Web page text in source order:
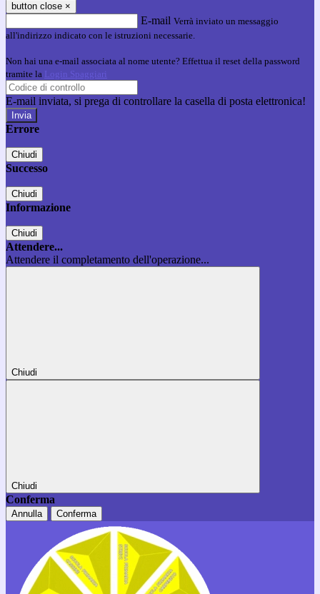
button close ×
E-mail Verrà inviato un messaggio
all'indirizzo indicato con le istruzioni necessarie.
Non hai una e-mail associata al nome utente? Effettua il reset della password
tramite la Login Spaggiari
E-mail inviata, si prega di controllare la casella di posta elettronica!
Errore
Chiudi
Successo
Chiudi
Informazione
Chiudi
Attendere...
Attendere il completamento dell'operazione...
Chiudi
Chiudi
Conferma
Annulla Conferma